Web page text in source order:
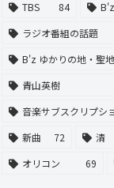
TBS
84
ラジオ番組の話題
B'z ゆかりの地・聖
青山英樹
音楽サブスクリプシ
新曲
72 清
オリコン
69